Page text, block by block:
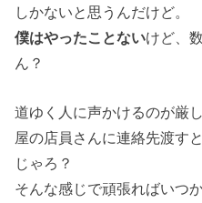
しかないと思うんだけど。
僕はやったことないけど、
ん？
道ゆく人に声かけるのが厳
屋の店員さんに連絡先渡す
じゃろ？
そんな感じで頑張ればいつ